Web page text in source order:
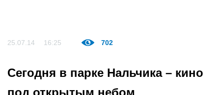
25.07.14 16:25 702
Сегодня в парке Нальчика – кино
под открытым небом